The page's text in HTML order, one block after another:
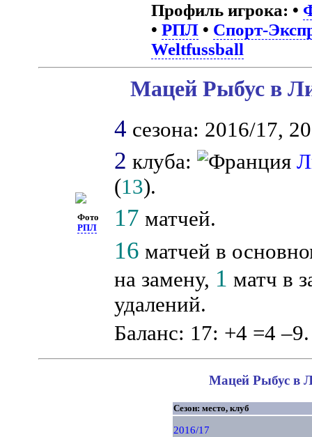
Профиль игрока: •
•РПЛ • Спорт-
Weltfussball
Фото
РПЛ
Мацей Рыбус в
4 сезона: 2016/17,
2 клуба:
(13).
17 матчей.
16 матчей в
на замену, 1 матч в
удалений.
Баланс: 17: +4 =4 –9.
Мацей Рыбус в
Сезон: место, клуб
2016/17